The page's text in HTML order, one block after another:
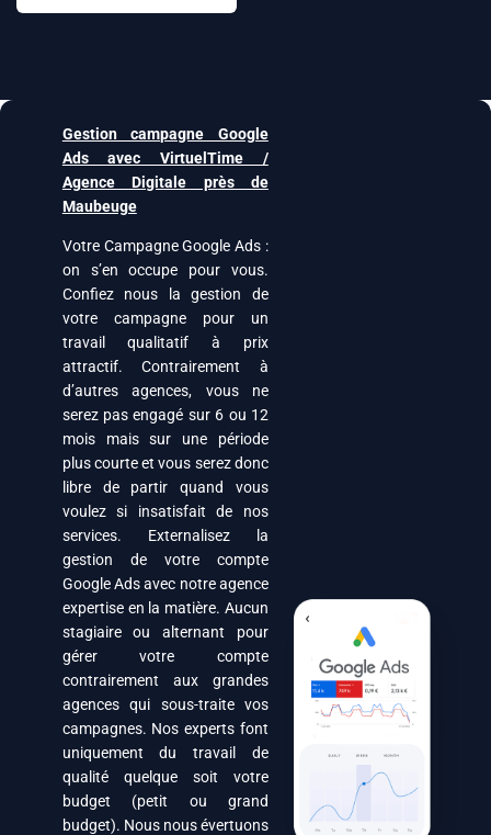
Gestion campagne Google
Ads avec VirtuelTime /
Agence Digitale près de
Maubeuge
Votre Campagne Google Ads :
on s’en occupe pour vous.
Confiez nous la gestion de
votre campagne pour un
travail qualitatif à prix
attractif. Contrairement à
d’autres agences, vous ne
serez pas engagé sur 6 ou 12
mois mais sur une période
plus courte et vous serez donc
libre de partir quand vous
voulez si insatisfait de nos
services. Externalisez la
gestion de votre compte
Google Ads avec notre agence
expertise en la matière. Aucun
stagiaire ou alternant pour
gérer votre compte
contrairement aux grandes
agences qui sous-traite vos
campagnes. Nos experts font
uniquement du travail de
qualité quelque soit votre
budget (petit ou grand
budget). Nous nous évertuons